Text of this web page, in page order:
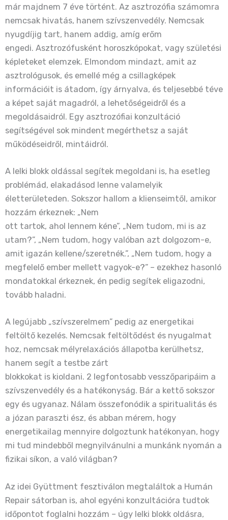
már majdnem 7 éve történt. Az asztrozófia számomra
nemcsak hivatás, hanem szívszenvedély. Nemcsak
nyugdíjig tart, hanem addig, amíg erőm
engedi. Asztrozófusként horoszkópokat, vagy születési
képleteket elemzek. Elmondom mindazt, amit az
asztrológusok, és emellé még a csillagképek
információit is átadom, így árnyalva, és teljesebbé téve
a képet saját magadról, a lehetőségeidről és a
megoldásaidról. Egy asztrozófiai konzultáció
segítségével sok mindent megérthetsz a saját
működéseidről, mintáidról.
A lelki blokk oldással segítek megoldani is, ha esetleg
problémád, elakadásod lenne valamelyik
életterületeden. Sokszor hallom a klienseimtől, amikor
hozzám érkeznek: „Nem
ott tartok, ahol lennem kéne”, „Nem tudom, mi is az
utam?”, „Nem tudom, hogy valóban azt dolgozom-e,
amit igazán kellene/szeretnék.”, „Nem tudom, hogy a
megfelelő ember mellett vagyok-e?” – ezekhez hasonló
mondatokkal érkeznek, én pedig segítek eligazodni,
tovább haladni.
A legújabb „szívszerelmem” pedig az energetikai
feltöltő kezelés. Nemcsak feltöltődést és nyugalmat
hoz, nemcsak mélyrelaxációs állapotba kerülhetsz,
hanem segít a testbe zárt
blokkokat is kioldani. 2 legfontosabb vesszőparipáim a
szívszenvedély és a hatékonyság. Bár a kettő sokszor
egy és ugyanaz. Nálam összefonódik a spiritualitás és
a józan paraszti ész, és abban mérem, hogy
energetikailag mennyire dolgoztunk hatékonyan, hogy
mi tud mindebből megnyilvánulni a munkánk nyomán a
fizikai síkon, a való világban?
Az idei Gyüttment fesztiválon megtaláltok a Humán
Repair sátorban is, ahol egyéni konzultációra tudtok
időpontot foglalni hozzám – úgy lelki blokk oldásra,